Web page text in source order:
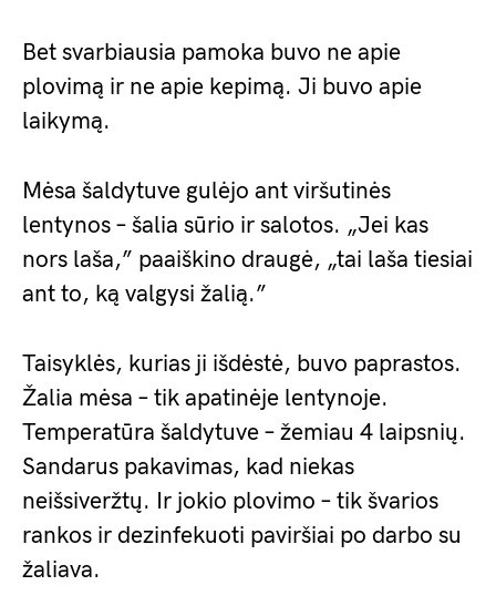
Bet svarbiausia pamoka buvo ne apie
plovimą ir ne apie kepimą. Ji buvo apie
laikymą.
Mėsa šaldytuve gulėjo ant viršutinės
lentynos – šalia sūrio ir salotos. „Jei kas
nors laša,” paaiškino draugė, „tai laša tiesiai
ant to, ką valgysi žalią.”
Taisyklės, kurias ji išdėstė, buvo paprastos.
Žalia mėsa – tik apatinėje lentynoje.
Temperatūra šaldytuve – žemiau 4 laipsnių.
Sandarus pakavimas, kad niekas
neišsiveržtų. Ir jokio plovimo – tik švarios
rankos ir dezinfekuoti paviršiai po darbo su
žaliava.